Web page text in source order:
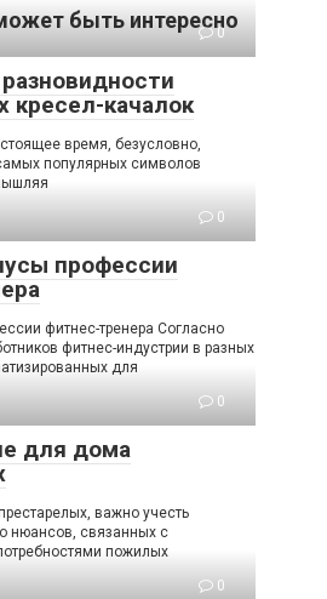
быть интересно
0
кресел-качалок
время, безусловно,
популярных символов
0
профессии
фитнес-тренера Согласно
фитнес-индустрии в разных
для
0
для дома
важно учесть
нюансов, связанных с
пожилых
0